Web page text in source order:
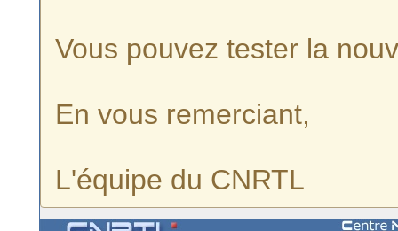
Vous pouvez tester la
En vous remerciant,
L'équipe du CNRTL